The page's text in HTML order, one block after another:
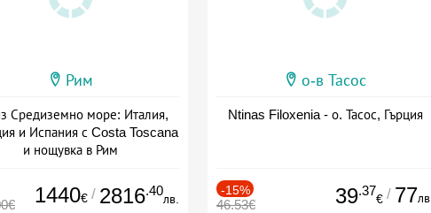
Рим
Средиземно море: Италия,
и Испания с Costa Toscana
и нощувка в Рим
1440€ / 2816.40
лв.
о-в Тасос
Ntinas Filoxenia - о. Тасос, Гърция
-15%
46.53€ 39.37
€ / 77лв.